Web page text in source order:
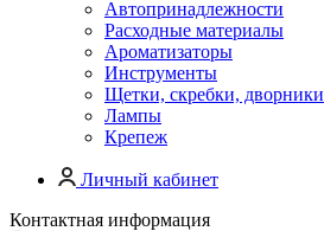
Автопринадлежности
Расходные материалы
Ароматизаторы
Инструменты
Щетки, скребки, дворники
Лампы
Крепеж
Личный кабинет
Контактная информация